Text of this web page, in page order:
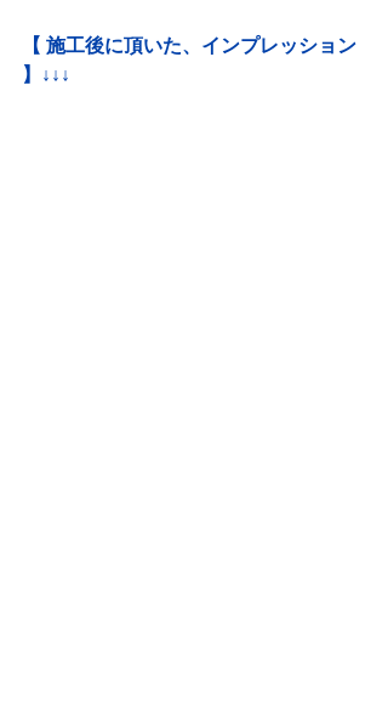
【 施工後に頂いた、インプレッション
】↓↓↓